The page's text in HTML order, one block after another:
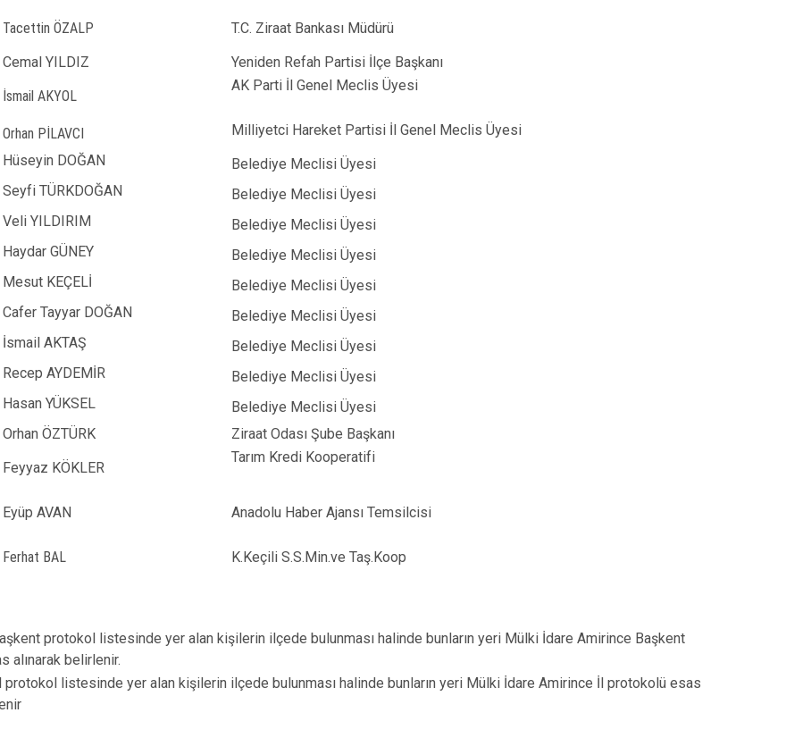
Tacettin ÖZALP
T.C. Ziraat Bankası Müdürü
Cemal YILDIZ
Yeniden Refah Partisi İlçe Başkanı
İsmail AKYOL
AK Parti İl Genel Meclis Üyesi
Orhan PİLAVCI
Milliyetci Hareket Partisi İl Genel Meclis Üyesi
Hüseyin DOĞAN
Belediye Meclisi Üyesi
Seyfi TÜRKDOĞAN
Belediye Meclisi Üyesi
Veli YILDIRIM
Belediye Meclisi Üyesi
Haydar GÜNEY
Belediye Meclisi Üyesi
Mesut KEÇELİ
Belediye Meclisi Üyesi
Cafer Tayyar DOĞAN
Belediye Meclisi Üyesi
İsmail AKTAŞ
Belediye Meclisi Üyesi
Recep AYDEMİR
Belediye Meclisi Üyesi
Hasan YÜKSEL
Belediye Meclisi Üyesi
Orhan ÖZTÜRK
Ziraat Odası Şube Başkanı
Feyyaz KÖKLER
Tarım Kredi Kooperatifi
Eyüp AVAN
Anadolu Haber Ajansı Temsilcisi
Ferhat BAL K.Keçili S.S.Min.ve Taş.Koop
protokol listesinde yer alan kişilerin ilçede bulunması halinde bunların yeri Mülki İdare Amirince Başkent
alınarak belirlenir.
listesinde yer alan kişilerin ilçede bulunması halinde bunların yeri Mülki İdare Amirince İl protokolü esas